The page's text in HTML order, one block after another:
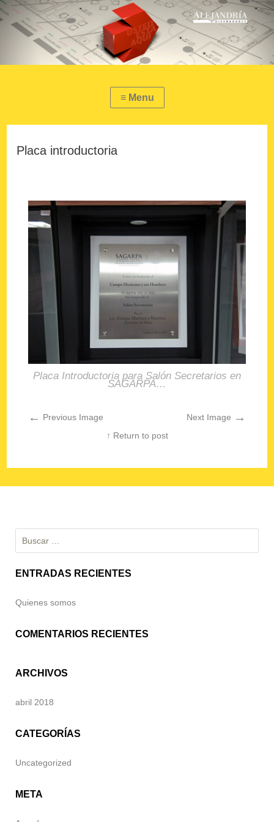
Placa introductoria
Placa Introductoria para Salón Secretarios en
SAGARPA…
← Previous Image Next Image →
↑ Return to post
Buscar:
ENTRADAS RECIENTES
Quienes somos
COMENTARIOS RECIENTES
ARCHIVOS
abril 2018
CATEGORÍAS
Uncategorized
META